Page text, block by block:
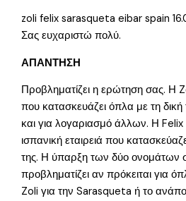
zoli felix sarasqueta eibar spain
Σας ευχαριστώ πολύ.
ΑΠΑΝΤΗΣΗ
Προβληματίζει η ερώτηση σας. Η
που κατασκευάζει όπλα με τη
και για λογαριασμό άλλων. Η
ισπανική εταιρειά που
της. Η ύπαρξη των δύο ονομάτων
προβληματίζει αν πρόκειται για
Zoli για την Sarasqueta ή το